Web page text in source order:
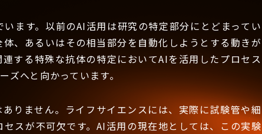
ます。以前のAI活用は研究の特定部分にとどまってい
、あるいはその相当部分を自動化しようとする動きが
する特殊な抗体の特定においてAIを活用したプロセス
へと向かっています。
りません。ライフサイエンスには、実際に試験管や細
スが不可欠です。AI活用の現在地としては、この実験